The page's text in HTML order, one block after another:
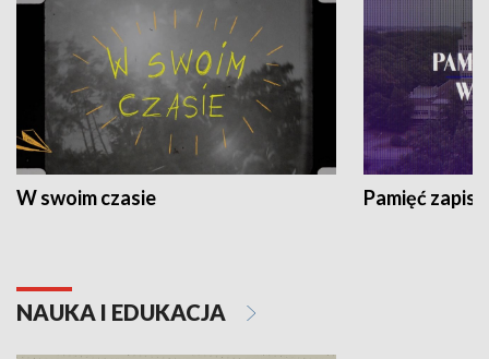
W swoim czasie Pamięć
NAUKA I EDUKACJA